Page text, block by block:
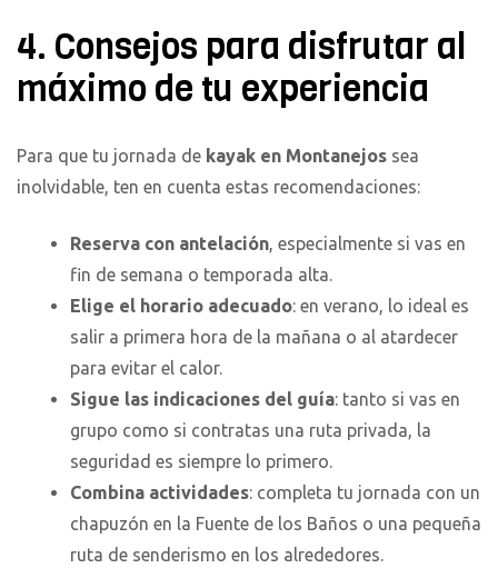
4. Consejos para disfrutar al
máximo de tu experiencia
Para que tu jornada de kayak en Montanejos sea
inolvidable, ten en cuenta estas recomendaciones:
Reserva con antelación, especialmente si vas en
fin de semana o temporada alta.
Elige el horario adecuado: en verano, lo ideal es
salir a primera hora de la mañana o al atardecer
para evitar el calor.
Sigue las indicaciones del guía: tanto si vas en
grupo como si contratas una ruta privada, la
seguridad es siempre lo primero.
Combina actividades: completa tu jornada con un
chapuzón en la Fuente de los Baños o una pequeña
ruta de senderismo en los alrededores.